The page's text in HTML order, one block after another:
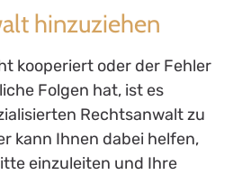
hinzuziehen
kooperiert oder der Fehler
Folgen hat, ist es
Rechtsanwalt zu
kann Ihnen dabei helfen,
einzuleiten und Ihre